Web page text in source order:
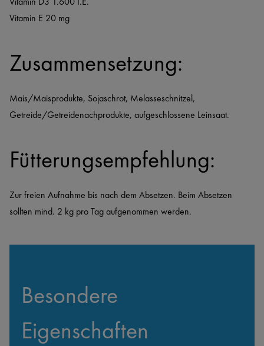
Vitamin E 20 mg
Zusammensetzung:
Mais/Maisprodukte, Sojaschrot, Melasseschnitzel,
Getreide/Getreidenachprodukte, aufgeschlossene Leinsaat.
Fütterungsempfehlung:
Zur freien Aufnahme bis nach dem Absetzen. Beim Absetzen
sollten mind. 2 kg pro Tag aufgenommen werden.
Besondere
Eigenschaften